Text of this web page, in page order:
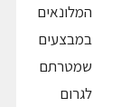
המלונאים
במבצעים
שמטרתם
לגרום